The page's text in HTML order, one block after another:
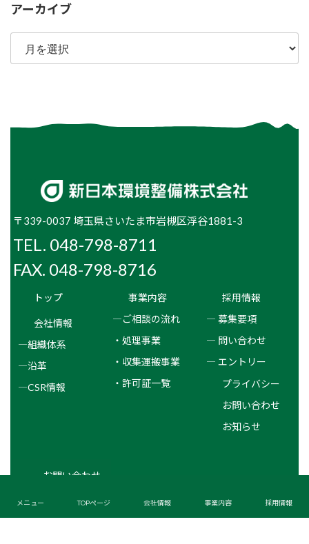
アーカイブ
ア
カ
〒339-0037 埼玉県さいたま市岩槻区浮谷1881-3
TEL. 048-798-8711
FAX. 048-798-8716
トップ
会社情報
―組織体系
―沿革
―CSR情報
事業内容
―ご相談の流れ
・処理事業
・収集運搬事業
・許可証一覧
採用情報
― 募集要項
― 問い合わせ
― エントリー
プライバシー
お問い合わせ
お知らせ
お問い合わせ
メニュー TOPぺージ 会社情報 事業内容 採用情報